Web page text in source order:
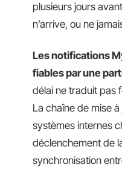
plusieurs jours
n’arrive, ou ne
Les notifications
fiables par une
délai ne traduit pas
La chaîne de mise
systèmes internes
déclenchement de
synchronisation